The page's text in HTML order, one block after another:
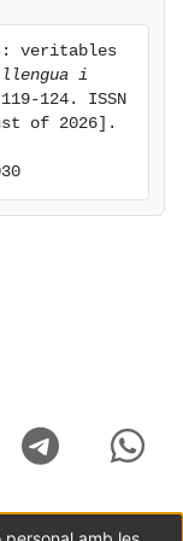
veritables
i
124. ISSN
of 2026].